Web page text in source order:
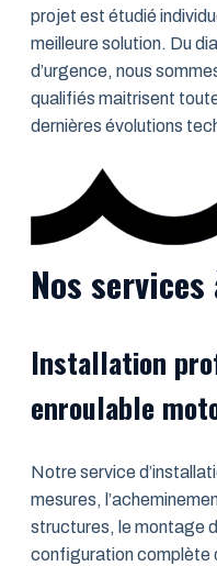
projet est étudié
meilleure solution. Du
d’urgence, nous
qualifiés maitrisent
dernières évolutions
Nos
Installation
enroulable
Notre service
mesures,
structures, le montage
configuration complète